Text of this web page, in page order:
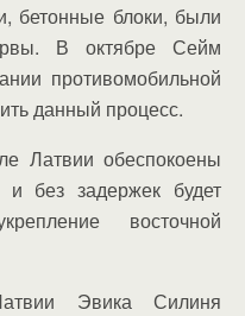
бетонные блоки, были
рвы. В октябре Сейм
противомобильной
данный процесс.
Латвии обеспокоены
и без задержек будет
восточной
Эвика Силиня